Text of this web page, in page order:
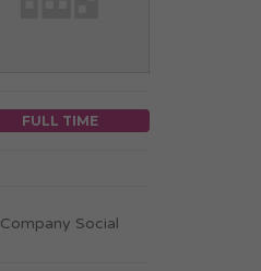
FULL TIME
Company Social